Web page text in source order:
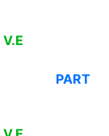
V.E
PART